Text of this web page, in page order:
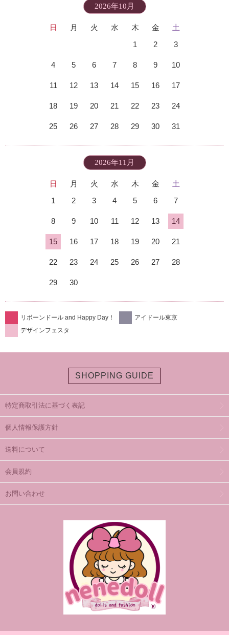
2026年10月
日 月 火 水 木 金
土
1
2 3
4 5 6 7 8 9 10
11 12 13 14 15 16 17
18 19 20 21 22 23 24
25 26 27 28 29 30 31
2026年11月
日 月 火 水 木 金
土
1
2 3 4 5 6 7
8 9 10 11 12 13 14
15 16 17 18 19 20 21
22 23 24 25 26 27 28
29 30
リボーンドール and Happy Day！
アイドール東京
デザインフェスタ
SHOPPING GUIDE
特定商取引法に基づく表記
個人情報保護方針
送料について
会員規約
お問い合わせ